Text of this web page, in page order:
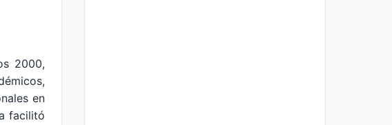
2000,
en
facilitó